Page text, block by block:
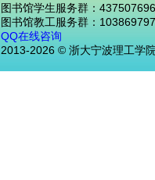
图书馆学生服务群：437507696
图书馆教工服务群：
QQ在线咨询
2013-2026 © 浙大宁波理工学